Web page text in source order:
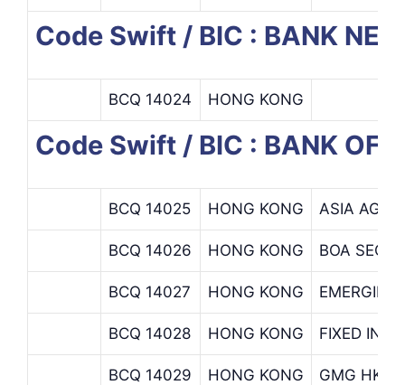
Code Swift / BIC : BANK
BCQ 14024 HONG KONG
Code Swift / BIC : BANK OF
BCQ 14025 HONG KONG ASIA
BCQ 14026 HONG KONG BOA
BCQ 14027 HONG KONG
BCQ 14028 HONG KONG FIXED
BCQ 14029 HONG KONG GMG HK-